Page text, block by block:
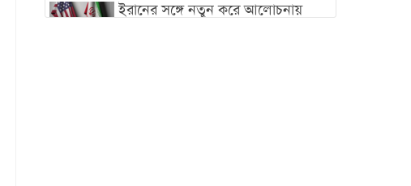
ইরানের সঙ্গে নতুন করে আলোচনায়